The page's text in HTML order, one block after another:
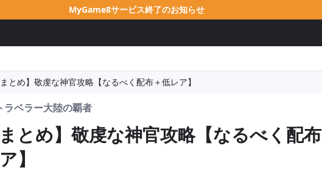
MyGame8サービス終了のお知らせ
とめ】敬虔な神官攻略【なるべく配布＋低レア】
ラベラー大陸の覇者
とめ】敬虔な神官攻略【なるべく配布
】